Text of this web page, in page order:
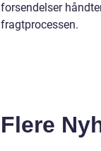
forsendelser
fragtprocessen.
Flere